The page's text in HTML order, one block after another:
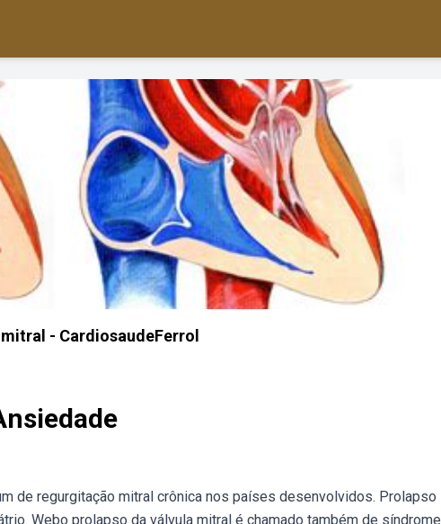
- CardiosaudeFerrol
de regurgitação mitral crônica nos países desenvolvidos. Prolapso
Webo prolapso da válvula mitral é chamado também de síndrome